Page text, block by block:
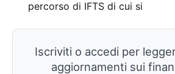
percorso di IFTS di cui si
Iscriviti o accedi per
aggiornamenti sui